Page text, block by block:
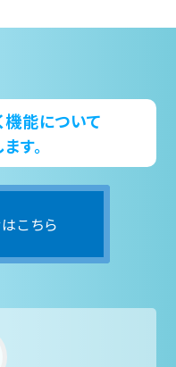
機能について
す。
こちら